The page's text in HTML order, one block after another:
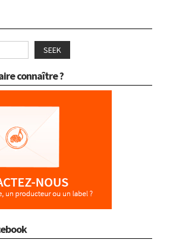
SEEK
connaître ?